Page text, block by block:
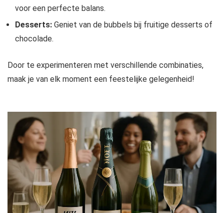
voor een perfecte balans.
Desserts: Geniet van de bubbels bij fruitige desserts of
chocolade.
Door te experimenteren met verschillende combinaties,
maak je van elk moment een feestelijke gelegenheid!